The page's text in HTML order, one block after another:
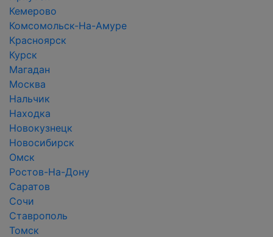
Кемерово
Комсомольск-На-Амуре
Красноярск
Курск
Магадан
Москва
Нальчик
Находка
Новокузнецк
Новосибирск
Омск
Ростов-На-Дону
Саратов
Сочи
Ставрополь
Томск